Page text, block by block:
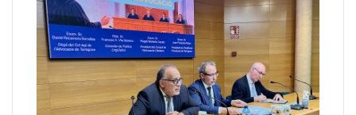
a
d
a
b